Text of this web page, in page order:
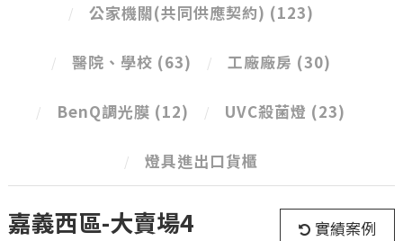
公家機關(共同供應契約) (123)
醫院、學校 (63) 工廠廠房 (30)
BenQ調光膜 (12) UVC殺菌燈 (23)
燈具進出口貨櫃
嘉義西區-大賣場4 實績案例